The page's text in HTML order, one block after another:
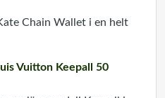
Chain Wallet i en helt
Vuitton Keepall 50